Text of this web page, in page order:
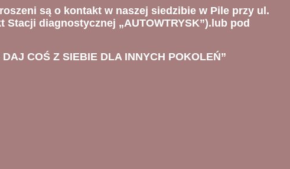
są o kontakt w naszej siedzibie w Pile przy ul.
Stacji diagnostycznej „AUTOWTRYSK”).lub pod
COŚ Z SIEBIE DLA INNYCH POKOLEŃ”